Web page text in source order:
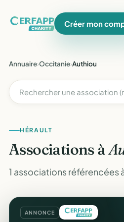
Créer mon
Annuaire›Occitanie›Authiou
HÉRAULT
Associations à
1 associations référencées
ANNONCE